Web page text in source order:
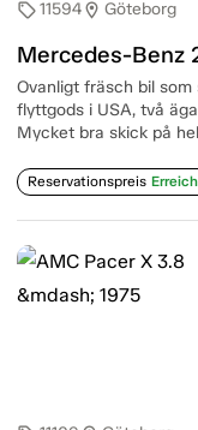
sell11594location_on Göteborg
Mercedes-Benz
Ovanligt fräsch bil som
flyttgods i USA, två
Mycket bra skick på
Reservationspreis